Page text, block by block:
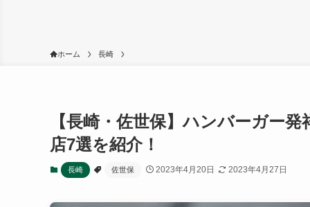
ホーム 長崎
【長崎・佐世保】ハンバーガー
店7選を紹介！
長崎 佐世保 2023年4月20日 2023年4月27日